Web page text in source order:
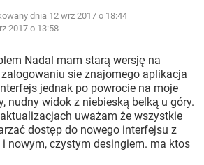
NETFLIX
WHATSAPP
FACEBOOK
WHATSAPP
NETFLIX
FACEBOOK
dnia 12 wrz 2017 o 18:44
2017 o 13:58
Nadal mam starą wersję na
sie znajomego aplikacja
jednak po powrocie na moje
nudny widok z niebieską belką u góry.
uważam że wszystkie
dostęp do nowego interfejsu z
nowym, czystym desingiem. ma ktos